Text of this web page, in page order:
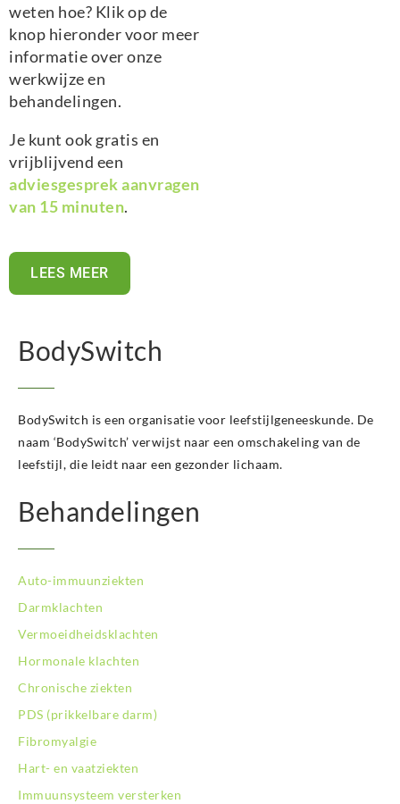
weten hoe? Klik op de
knop hieronder voor meer
informatie over onze
werkwijze en
behandelingen.
Je kunt ook gratis en
vrijblijvend een
adviesgesprek aanvragen
van 15 minuten.
LEES MEER
BodySwitch
BodySwitch is een organisatie voor leefstijlgeneeskunde. De
naam ‘BodySwitch’ verwijst naar een omschakeling van de
leefstijl, die leidt naar een gezonder lichaam.
Behandelingen
Auto-immuunziekten
Darmklachten
Vermoeidheidsklachten
Hormonale klachten
Chronische ziekten
PDS (prikkelbare darm)
Fibromyalgie
Hart- en vaatziekten
Immuunsysteem versterken